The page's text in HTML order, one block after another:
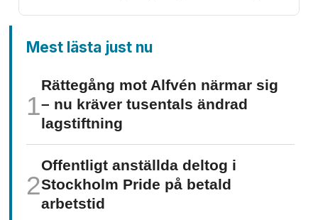
Mest lästa just nu
Rättegång mot Alfvén närmar sig
– nu kräver tusentals ändrad
lagstiftning
Offentligt anställda deltog i
Stockholm Pride på betald
arbetstid